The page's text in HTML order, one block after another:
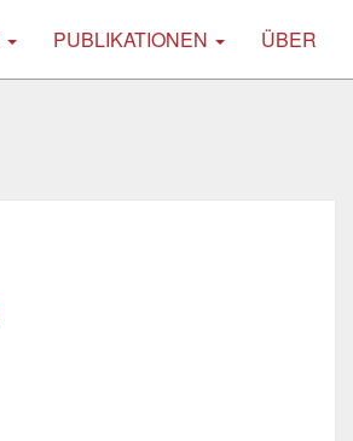
PUBLIKATIONEN ÜBER